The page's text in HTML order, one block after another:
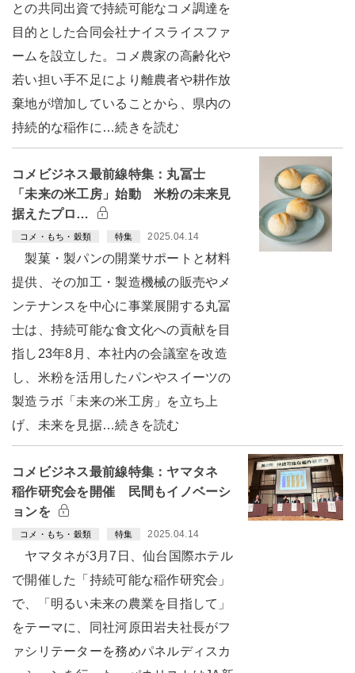
との共同出資で持続可能なコメ調達を
目的とした合同会社ナイスライスファ
ームを設立した。コメ農家の高齢化や
若い担い手不足により離農者や耕作放
棄地が増加していることから、県内の
持続的な稲作に…続きを読む
コメビジネス最前線特集：丸冨士
「未来の米工房」始動 米粉の未来見
据えたプロ…
コメ・もち・穀類 特集 2025.04.14
製菓・製パンの開業サポートと材料
提供、その加工・製造機械の販売やメ
ンテナンスを中心に事業展開する丸冨
士は、持続可能な食文化への貢献を目
指し23年8月、本社内の会議室を改造
し、米粉を活用したパンやスイーツの
製造ラボ「未来の米工房」を立ち上
げ、未来を見据…続きを読む
コメビジネス最前線特集：ヤマタネ
稲作研究会を開催 民間もイノベーシ
ョンを
コメ・もち・穀類 特集 2025.04.14
ヤマタネが3月7日、仙台国際ホテル
で開催した「持続可能な稲作研究会」
で、「明るい未来の農業を目指して」
をテーマに、同社河原田岩夫社長がフ
ァシリテーターを務めパネルディスカ